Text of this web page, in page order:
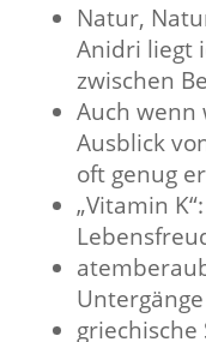
Natur,
Anidri liegt
zwischen
Auch
Ausblick
oft genug
„Vitamin
Untergänge